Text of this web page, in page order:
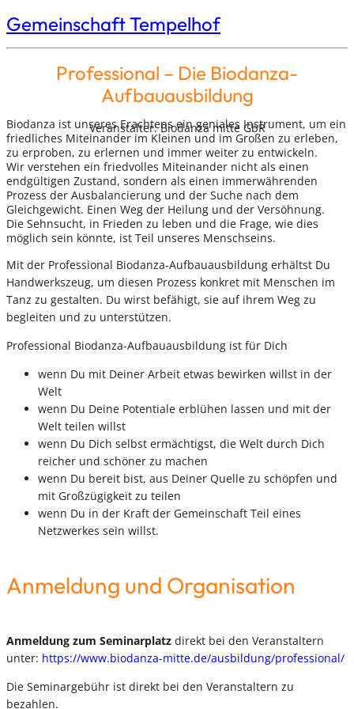
Gemeinschaft Tempelhof
Professional – Die Biodanza-
Aufbauausbildung
Veranstalter: Biodanza mitte GbR
Biodanza ist unseres Erachtens ein geniales Instrument, um ein
friedliches Miteinander im Kleinen und im Großen zu erleben,
zu erproben, zu erlernen und immer weiter zu entwickeln.
Wir verstehen ein friedvolles Miteinander nicht als einen
endgültigen Zustand, sondern als einen immerwährenden
Prozess der Ausbalancierung und der Suche nach dem
Gleichgewicht. Einen Weg der Heilung und der Versöhnung.
Die Sehnsucht, in Frieden zu leben und die Frage, wie dies
möglich sein könnte, ist Teil unseres Menschseins.
Mit der Professional Biodanza-Aufbauausbildung erhältst Du
Handwerkszeug, um diesen Prozess konkret mit Menschen im
Tanz zu gestalten. Du wirst befähigt, sie auf ihrem Weg zu
begleiten und zu unterstützen.
Professional Biodanza-Aufbauausbildung ist für Dich
wenn Du mit Deiner Arbeit etwas bewirken willst in der
Welt
wenn Du Deine Potentiale erblühen lassen und mit der
Welt teilen willst
wenn Du Dich selbst ermächtigst, die Welt durch Dich
reicher und schöner zu machen
wenn Du bereit bist, aus Deiner Quelle zu schöpfen und
mit Großzügigkeit zu teilen
wenn Du in der Kraft der Gemeinschaft Teil eines
Netzwerkes sein willst.
Anmeldung und Organisation
Anmeldung zum Seminarplatz direkt bei den Veranstaltern
unter: https://www.biodanza-mitte.de/ausbildung/professional/
Die Seminargebühr ist direkt bei den Veranstaltern zu
bezahlen.